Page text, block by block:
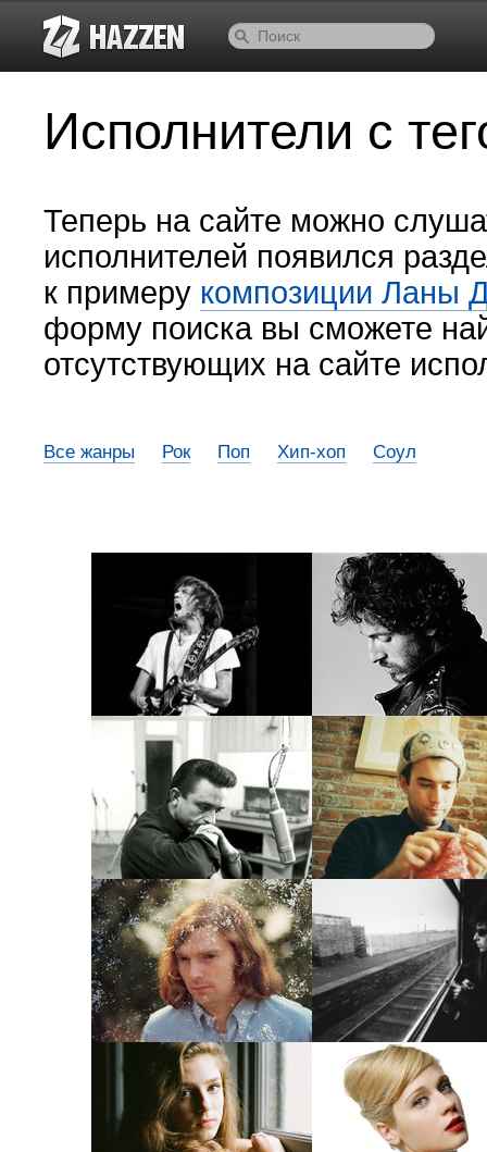
Исполнители с
Теперь на сайте можно
исполнителей появился
к примеру композиции Ланы
форму поиска вы сможете
отсутствующих на сайте
Все жанры Рок Поп Хип-хоп Соул